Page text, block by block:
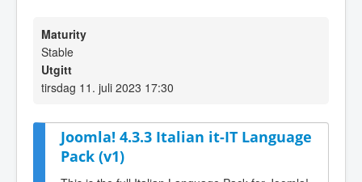
Maturity
Stable
Utgitt
tirsdag 11. juli 2023 17:30
Joomla! 4.3.3 Italian it-IT Language
Pack (v1)